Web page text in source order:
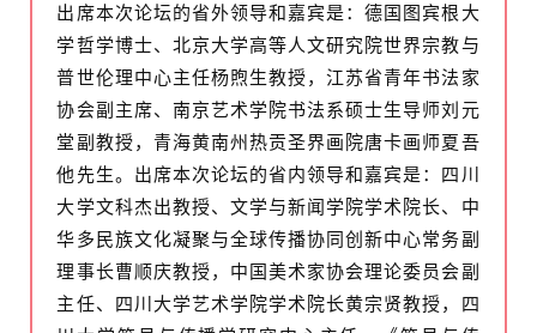
出席本次论坛的省外领导和嘉宾是：德国图宾根大
学哲学博士、北京大学高等人文研究院世界宗教与
普世伦理中心主任杨煦生教授，江苏省青年书法家
协会副主席、南京艺术学院书法系硕士生导师刘元
堂副教授，青海黄南州热贡圣界画院唐卡画师夏吾
他先生。出席本次论坛的省内领导和嘉宾是：四川
大学文科杰出教授、文学与新闻学院学术院长、中
华多民族文化凝聚与全球传播协同创新中心常务副
理事长曹顺庆教授，中国美术家协会理论委员会副
主任、四川大学艺术学院学术院长黄宗贤教授，四